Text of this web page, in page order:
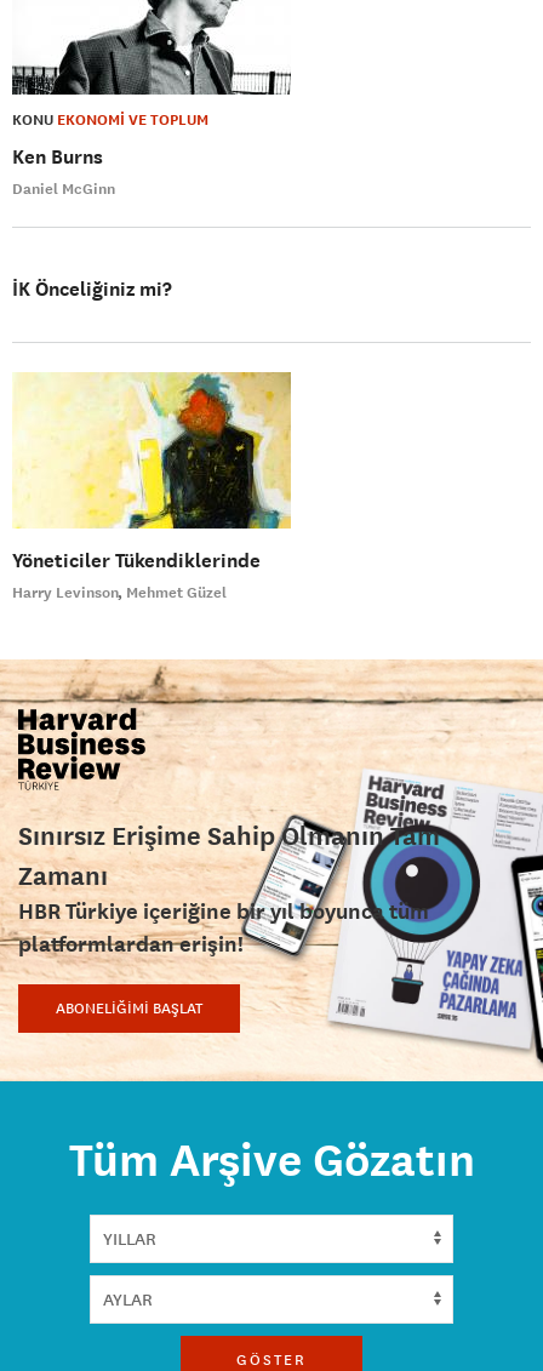
KONU EKONOMİ VE TOPLUM
Ken Burns
Daniel McGinn
İK Önceliğiniz mi?
Yöneticiler Tükendiklerinde
Harry Levinson Mehmet Güzel
Sınırsız Erişime Sahip Olmanın Tam
Zamanı
HBR Türkiye içeriğine bir yıl boyunca tüm
platformlardan erişin!
ABONELİĞİMİ BAŞLAT
Tüm Arşive Gözatın
GÖSTER